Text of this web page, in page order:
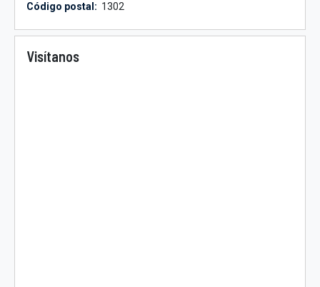
Código postal: 1302
Visítanos